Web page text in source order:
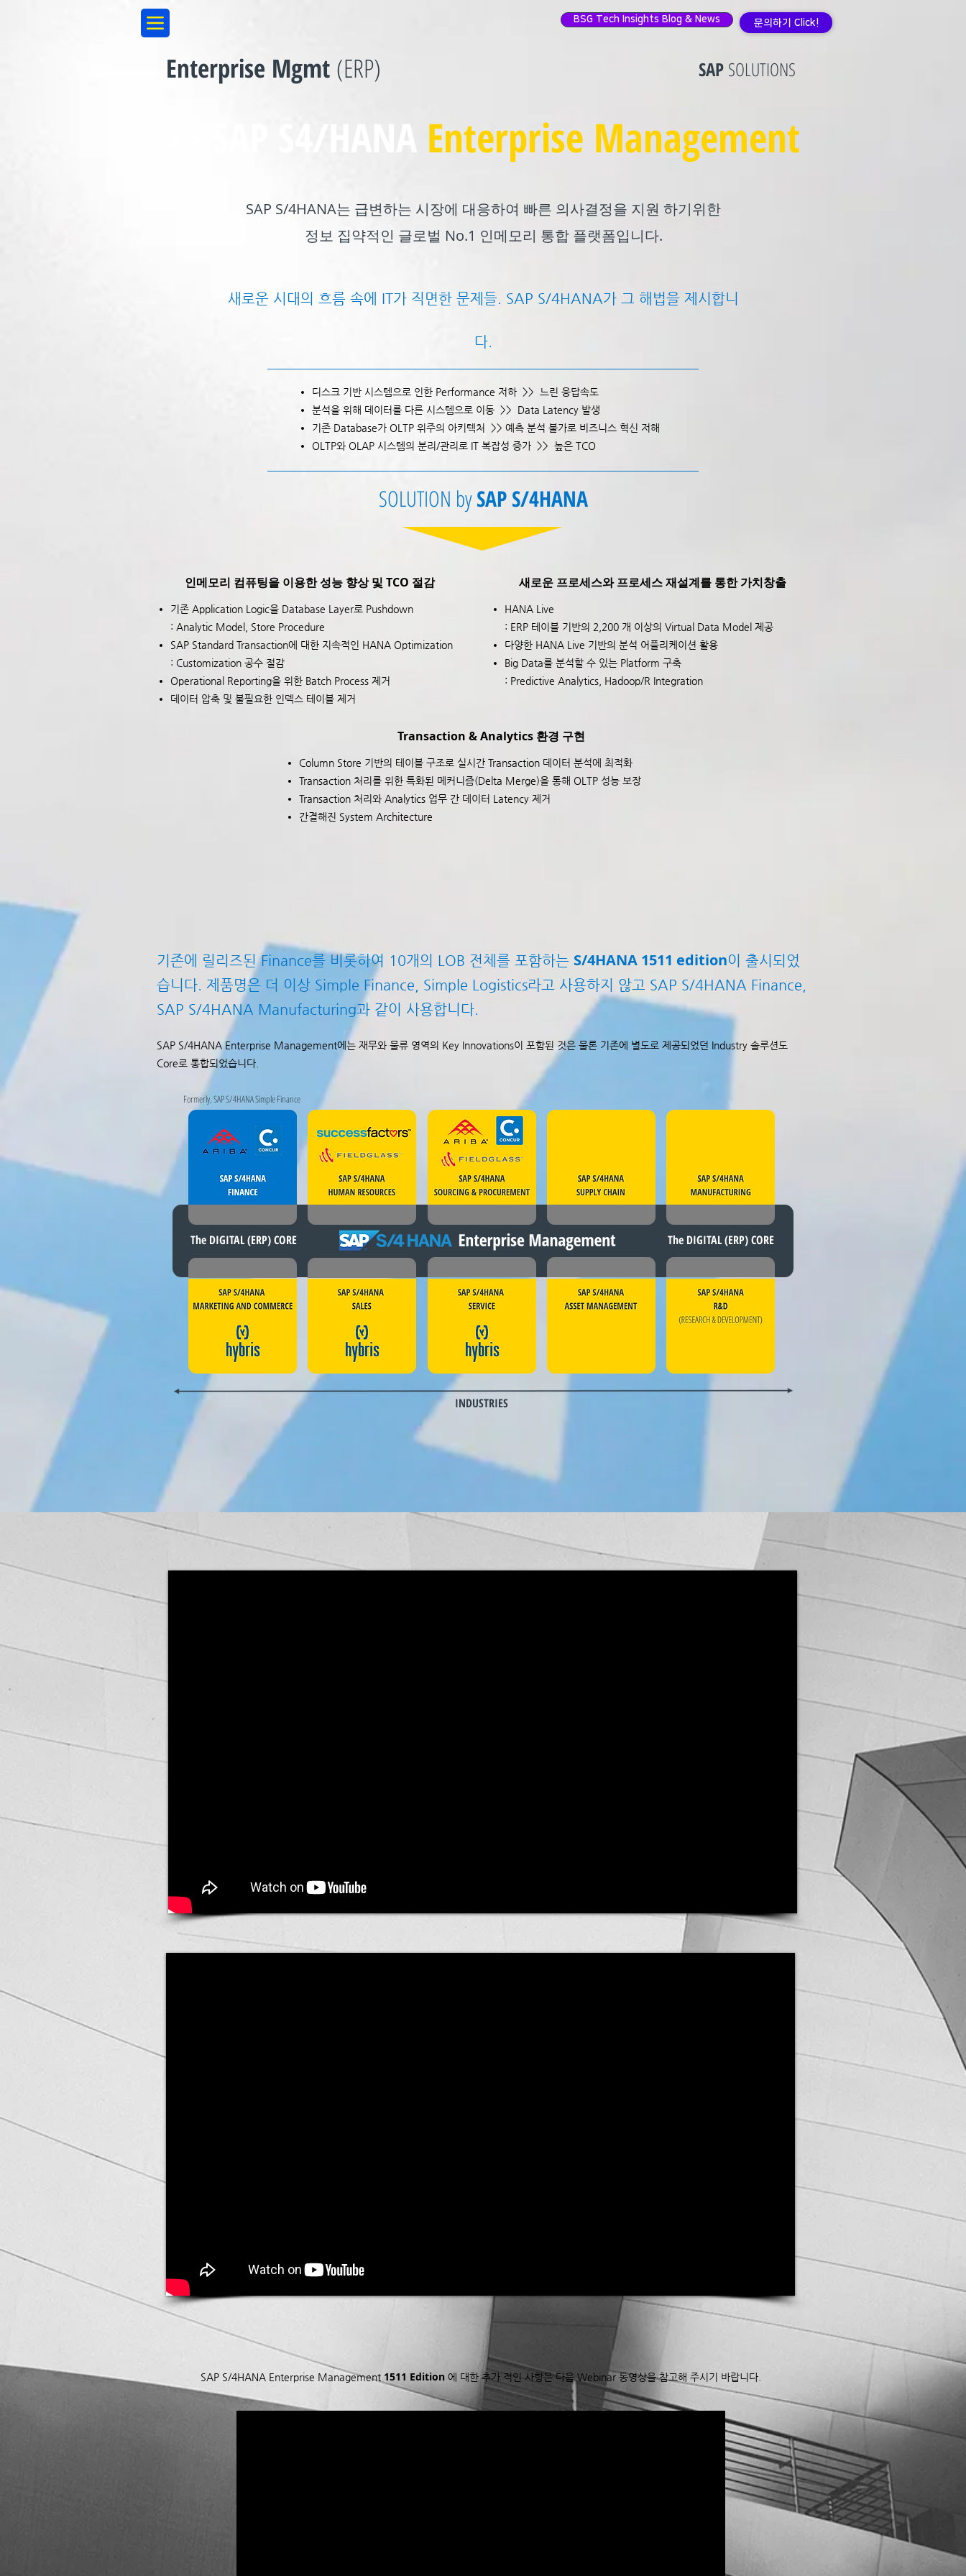
BSG Tech Insights Blog & News 문의하기 Click!
Enterprise Mgmt (ERP) SAP SOLUTIONS
Enterprise Management
SAP S/4HANA는 급변하는 시장에 대응하여 빠른 의사결정을 지원 하기위한
정보 집약적인 글로벌 No.1 인메모리 통합 플랫폼입니다.
새로운 시대의 흐름 속에 IT가 직면한 문제들. SAP S/4HANA가 그 해법을 제시합니
다.
디스크 기반 시스템으로 인한 Performance 저하 >> 느린 응답속도
분석을 위해 데이터를 다른 시스템으로 이동 >> Data Latency 발생
기존 Database가 OLTP 위주의 아키텍처 >> 예측 분석 불가로 비즈니스 혁신 저해
OLTP와 OLAP 시스템의 분리/관리로 IT 복잡성 증가 >> 높은 TCO
SOLUTION bySAP S/4HANA
인메모리 컴퓨팅을 이용한 성능 향상 및 TCO 절감
기존 Application Logic을 Database Layer로 Pushdown
: Analytic Model, Store Procedure
SAP Standard Transaction에 대한 지속적인 HANA Optimization
: Customization 공수 절감
Operational Reporting을 위한 Batch Process 제거
데이터 압축 및 불필요한 인덱스 테이블 제거
새로운 프로세스와 프로세스 재설계를 통한 가치창출
HANA Live
: ERP 테이블 기반의 2,200 개 이상의 Virtual Data Model 제공
다양한 HANA Live 기반의 분석 어플리케이션 활용
Big Data를 분석할 수 있는 Platform 구축
: Predictive Analytics, Hadoop/R Integration
Transaction & Analytics 환경 구현
Column Store 기반의 테이블 구조로 실시간 Transaction 데이터 분석에 최적화
Transaction 처리를 위한 특화된 메커니즘(Delta Merge)을 통해 OLTP 성능 보장
Transaction 처리와 Analytics 업무 간 데이터 Latency 제거
간결해진 System Architecture
기존에 릴리즈된 Finance를 비롯하여 10개의 LOB 전체를 포함하는 S/4HANA 1511 edition이 출시되었
습니다. 제품명은 더 이상 Simple Finance, Simple Logistics라고 사용하지 않고 SAP S/4HANA Finance,
SAP S/4HANA Manufacturing과 같이 사용합니다.
SAP S/4HANA Enterprise Management에는 재무와 물류 영역의 Key Innovations이 포함된 것은 물론 기존에 별도로 제공되었던 Industry 솔루션도
Core로 통합되었습니다.
Formerly, SAP S/4HANA Simple Finance
The DIGITAL (ERP) CORE
The DIGITAL (ERP) CORE
INDUSTRIES
SAP S/4HANA Enterprise Management 1511 Edition 에 대한 추가 적인 사항은 다음 Webinar 동영상을 참고해 주시기 바랍니다.